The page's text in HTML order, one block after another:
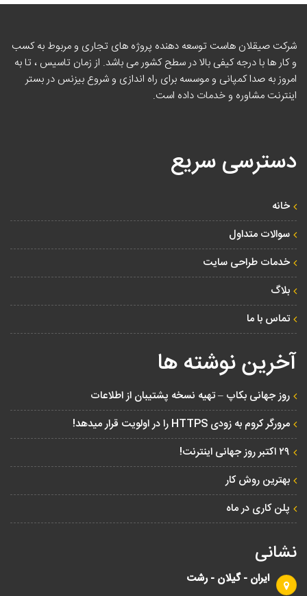
شرکت صیقلان هاست توسعه دهنده پروژه های تجاری و مربوط به کسب
و کار ها با درجه کیفی بالا در سطح کشور می باشد. از زمان تاسیس ، تا به
امروز به صدا کمپانی و موسسه برای راه اندازی و شروع بیزنس در بستر
اینترنت مشاوره و خدمات داده است.
دسترسی سریع
خانه
سوالات متداول
خدمات طراحی سایت
بلاگ
تماس با ما
آخرین نوشته ها
روز جهانی بکاپ – تهیه نسخه پشتیبان از اطلاعات
مرورگر کروم به زودی HTTPS را در اولویت قرار میدهد!
۲۹ اکتبر روز جهانی اینترنت!
بهترین روش کار
پلن کاری در ماه
نشانی
ایران - گیلان - رشت